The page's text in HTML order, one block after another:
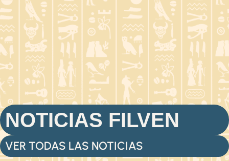
NOTICIAS FILVEN
VER TODAS LAS NOTICIAS